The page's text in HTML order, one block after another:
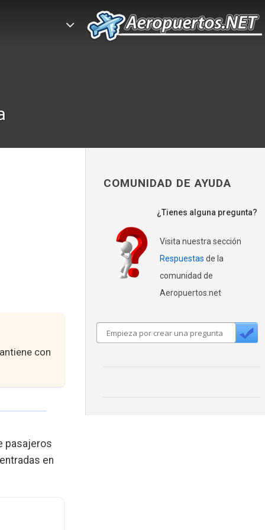
con
pasajeros
en
COMUNIDAD DE AYUDA
¿Tienes alguna pregunta?
Visita nuestra sección
Respuestas de la
comunidad de
Aeropuertos.net